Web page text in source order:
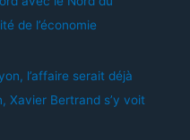
de l’économie
l’affaire serait déjà
Xavier Bertrand s’y voit